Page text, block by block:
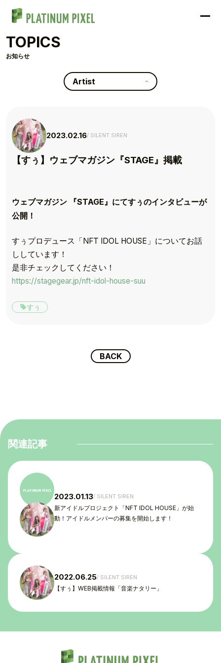
TOP
TOPICS
TALENT
SCHEDULE
MOVIE
AUDITION
RECRUIT
COMPANY
TOPICS
お知らせ
Artist
2023.02.16 SILENT SIREN
【すぅ】ウェブマガジン『STAGE』掲載
ウェブマガジン 『STAGE』にてすぅのインタビューが
公開！
すぅプロデュース「NFT IDOL HOUSE」についてお話
ししています！
是非チェックしてください！
https://stagegear.jp/nft-idol-house-suu
すぅ
BACK
関連記事
2023.01.13 SILENT SIREN
新アイドルプロジェクト「NFT IDOL HOUSE」が始
動！アイドルメンバーの募集を開始します！
2022.06.25 SILENT SIREN
【すぅ】WEB掲載情報「音楽ナタリー」